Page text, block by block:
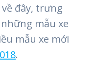
đây, trưng
mẫu xe
mẫu xe mới
.